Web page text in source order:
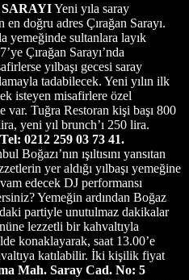
Yeni yıla saray
doğru adres Çırağan Sarayı.
yemeğinde sultanlara layık
Çırağan Sarayı’nda
yılbaşı gecesi saray
tadabilecek. Yeni yılın ilk
isteyen misafirlere özel
Tuğra Restoran kişi başı 800
yeni yıl brunch’ı 250 lira.
0212 259 03 73 41.
Boğazı’nın ışıltısını yansıtan
yer aldığı yılbaşı yemeğine
edecek DJ performansı
Yemeğin ardından Boğaz
partiyle unutulmaz dakikalar
lezzetli bir kahvaltıyla
konaklayarak, saat 13.00’e
katılabilir. İki kişilik fiyat
Mah. Saray Cad. No: 5